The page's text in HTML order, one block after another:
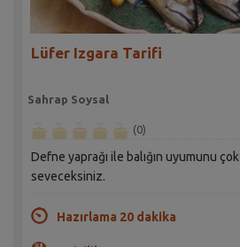
Lüfer Izgara Tarifi
Sahrap Soysal
(0)
Defne yaprağı ile balığın uyumunu çok
seveceksiniz.
Hazırlama 20 dakika